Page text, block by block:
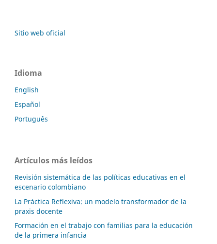
Sitio web oficial
Idioma
English
Español
Português
Artículos más leídos
Revisión sistemática de las políticas educativas en el
escenario colombiano
La Práctica Reflexiva: un modelo transformador de la
praxis docente
Formación en el trabajo con familias para la educación
de la primera infancia